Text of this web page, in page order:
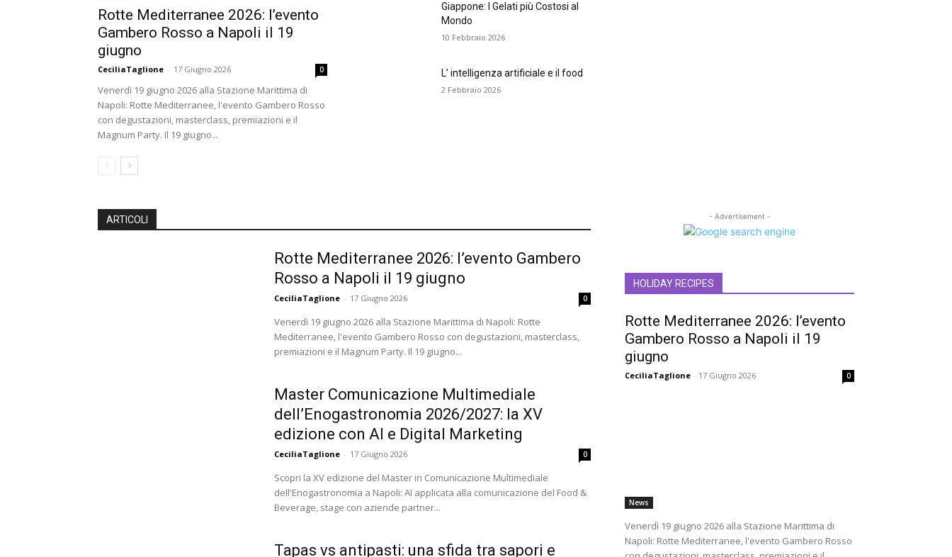
Rotte Mediterranee 2026: l’evento
Gambero Rosso a Napoli il 19
giugno
CeciliaTaglione - 17 Giugno 2026 0
Venerdì 19 giugno 2026 alla Stazione Marittima di
Napoli: Rotte Mediterranee, l'evento Gambero Rosso
con degustazioni, masterclass, premiazioni e il
Magnum Party. Il 19 giugno...
Giappone: I Gelati più Costosi al
Mondo
10 Febbraio 2026
L’ intelligenza artificiale e il food
2 Febbraio 2026
ARTICOLI
Rotte Mediterranee 2026: l’evento Gambero
Rosso a Napoli il 19 giugno
CeciliaTaglione - 17 Giugno 2026 0
Venerdì 19 giugno 2026 alla Stazione Marittima di Napoli: Rotte
Mediterranee, l'evento Gambero Rosso con degustazioni, masterclass,
premiazioni e il Magnum Party. Il 19 giugno...
Master Comunicazione Multimediale
dell’Enogastronomia 2026/2027: la XV
edizione con AI e Digital Marketing
CeciliaTaglione - 17 Giugno 2026 0
Scopri la XV edizione del Master in Comunicazione Multimediale
dell'Enogastronomia a Napoli: AI applicata alla comunicazione del Food &
Beverage, stage con aziende partner...
Tapas vs antipasti: una sfida tra sapori e
- Advertisement -
HOLIDAY RECIPES
Rotte Mediterranee 2026: l’evento
Gambero Rosso a Napoli il 19
giugno
CeciliaTaglione - 17 Giugno 2026 0
News
Venerdì 19 giugno 2026 alla Stazione Marittima di
Napoli: Rotte Mediterranee, l'evento Gambero Rosso